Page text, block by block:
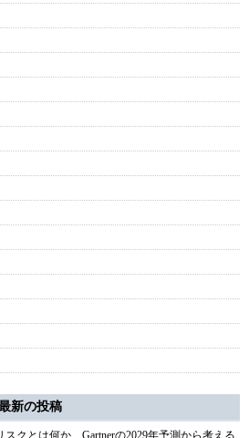
新の投稿